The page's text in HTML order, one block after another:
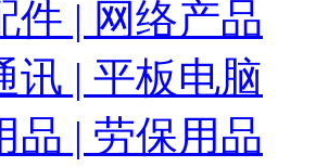
件 | 网络产品
讯 | 平板电脑
品 | 劳保用品